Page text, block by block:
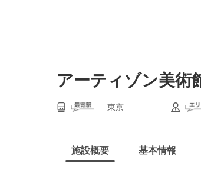
アーティゾン美術
東京
施設概要 基本情報